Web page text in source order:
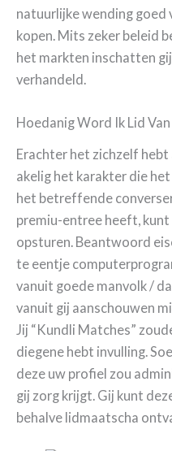
natuurlijke wending goed
kopen. Mits zeker beleid
het markten inschatten
verhandeld.
Hoedanig Word Ik Lid
Erachter het zichzelf hebt
akelig het karakter die
het betreffende
premiu-entree heeft,
opsturen. Beantwoord
te eentje
vanuit goede manvolk /
vanuit gij aanschouwen
Jij “Kundli Matches”
diegene hebt invulling.
deze uw profiel zou
gij zorg krijgt. Gij kunt
behalve lidmaatscha